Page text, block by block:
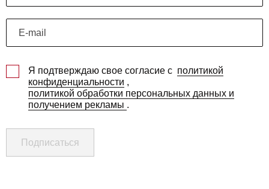
Я подтверждаю свое согласие с политикой
конфиденциальности ,
политикой обработки персональных данных и
получением рекламы .
Подписаться